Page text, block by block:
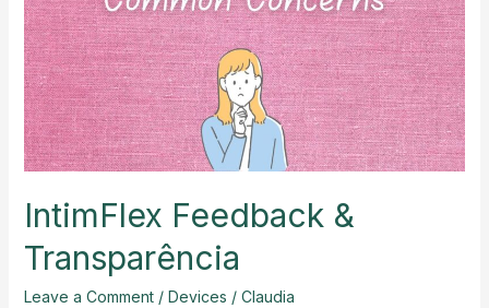
IntimFlex
IntimFlex Feedback &
Transparência
Leave a Comment / Devices / Claudia